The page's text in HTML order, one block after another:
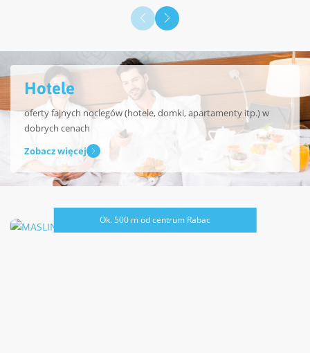
Hotele
oferty fajnych noclegów (hotele, domki, apartamenty itp.) w
dobrych cenach
Zobacz więcej
Ok. 500 m od centrum Rabac